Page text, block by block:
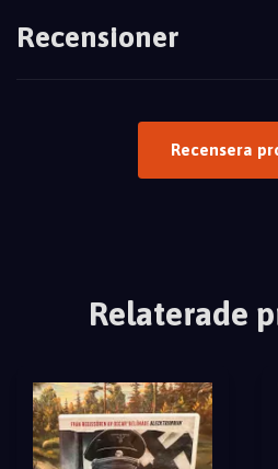
Recensioner
Recensera
Relaterade